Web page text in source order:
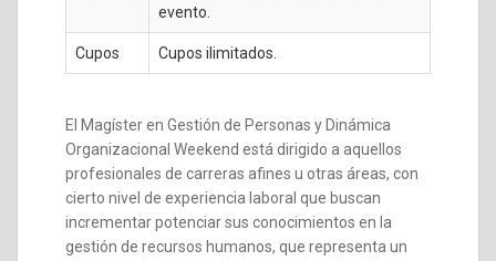
evento.
Cupos Cupos ilimitados.
El Magíster en Gestión de Personas y Dinámica
Organizacional Weekend está dirigido a aquellos
profesionales de carreras afines u otras áreas, con
cierto nivel de experiencia laboral que buscan
incrementar potenciar sus conocimientos en la
gestión de recursos humanos, que representa un